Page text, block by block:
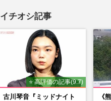
イチオシ記事
⭐ 高評価の記事(9.7)
古川琴音『ミッドナイト
《